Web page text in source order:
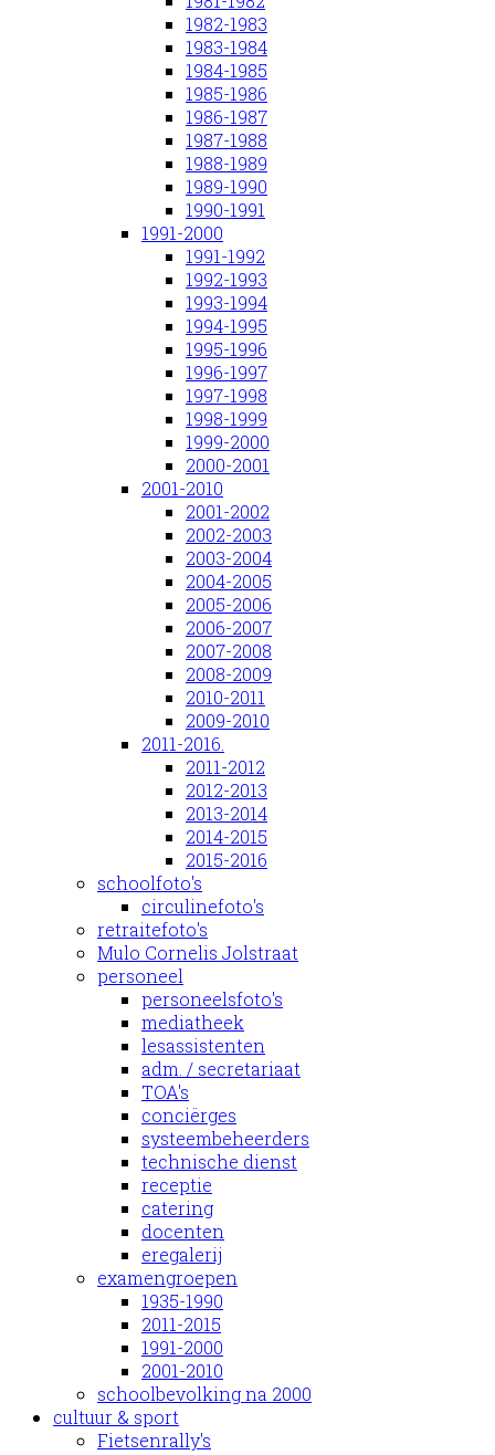
1982-1983
1983-1984
1984-1985
1985-1986
1986-1987
1987-1988
1988-1989
1989-1990
1990-1991
1991-2000
1991-1992
1992-1993
1993-1994
1994-1995
1995-1996
1996-1997
1997-1998
1998-1999
1999-2000
2000-2001
2001-2010
2001-2002
2002-2003
2003-2004
2004-2005
2005-2006
2006-2007
2007-2008
2008-2009
2010-2011
2009-2010
2011-2016.
2011-2012
2012-2013
2013-2014
2014-2015
2015-2016
schoolfoto's
circulinefoto's
retraitefoto's
Mulo Cornelis Jolstraat
personeel
personeelsfoto's
mediatheek
lesassistenten
adm. / secretariaat
TOA's
conciërges
systeembeheerders
technische dienst
receptie
catering
docenten
eregalerij
examengroepen
1935-1990
2011-2015
1991-2000
2001-2010
schoolbevolking na 2000
cultuur & sport
Fietsenrally's